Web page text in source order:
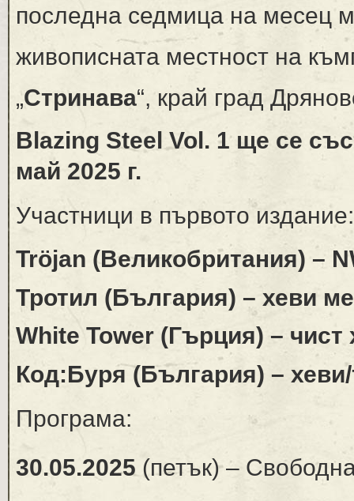
последна седмица на месец
живописната местност на
„Стринава“, край град
Blazing Steel Vol. 1 ще се
май 2025 г.
Участници в първото издание:
Tröjan (Великобритания) –
Тротил (България) – хеви
White Tower (Гърция) –
Код:Буря (България) –
Програма:
30.05.2025 (петък) –